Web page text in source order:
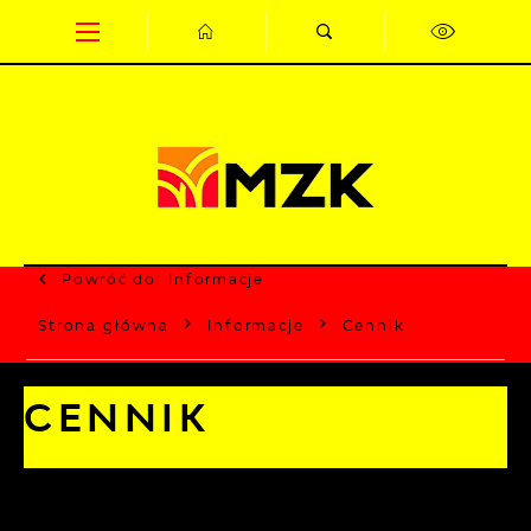
Przejdź do menu.
Przejdź do wyszukiwarki.
Przejdź do treści.
Przejdź do ustawień wielkości czcionki.
Wyłącz wersję kontrastową strony.
Powróć do: Informacje
Strona główna Informacje Cennik
CENNIK